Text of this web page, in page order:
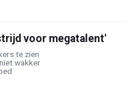
voor megatalent'
te zien
wakker